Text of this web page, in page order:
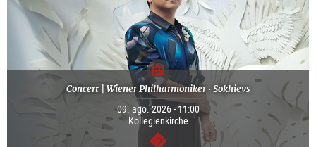
Concert | Wiener Philharmoniker · Sokhievs
09. ago. 2026 - 11:00
Kollegienkirche